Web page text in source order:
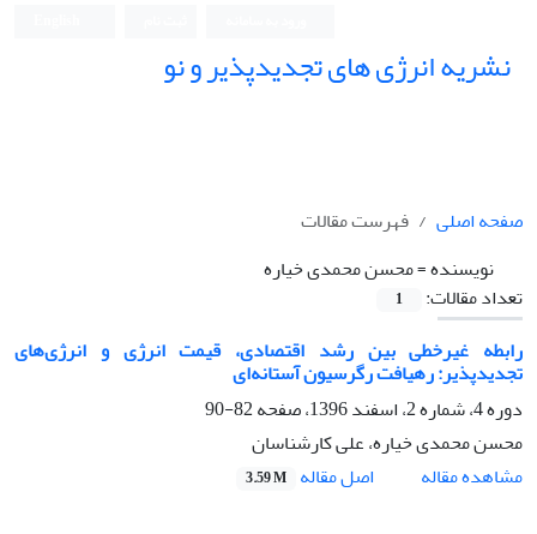
نشریه انرژی های تجدیدپذیر و نو
صفحه اصلی
فهرست مقالات
نویسنده =محسن محمدی خیاره
تعداد مقالات:
1
رابطه غیرخطی بین رشد اقتصادی، قیمت انرژی و انرژی‌های
تجدید‌پذیر: رهیافت رگرسیون آستانه‌ای
دوره 4، شماره 2، اسفند 1396، صفحه
82-90
محسن محمدی خیاره، علی کارشناسان
مشاهده مقاله
اصل مقاله 3.59 M